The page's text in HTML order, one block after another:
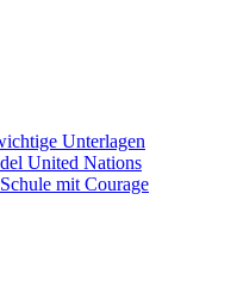
Unterlagen
United Nations
mit Courage